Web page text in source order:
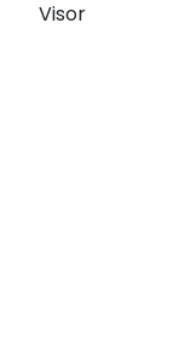
Visor